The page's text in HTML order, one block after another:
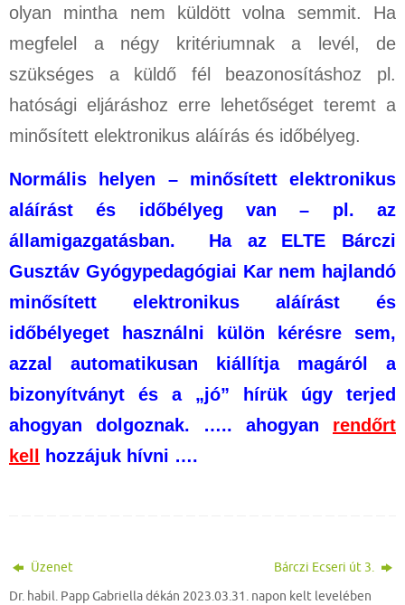
olyan mintha nem küldött volna semmit. Ha
megfelel a négy kritériumnak a levél, de
szükséges a küldő fél beazonosításhoz pl.
hatósági eljáráshoz erre lehetőséget teremt a
minősített elektronikus aláírás és időbélyeg.
Normális helyen – minősített elektronikus
aláírást és időbélyeg van – pl. az
államigazgatásban. Ha az
ELTE Bárczi
Gusztáv Gyógypedagógiai Kar nem hajlandó
minősített elektronikus aláírást és
időbélyeget használni külön kérésre sem,
azzal automatikusan kiállítja magáról a
bizonyítványt és a „jó” hírük úgy terjed
ahogyan dolgoznak. ….. ahogyan rendőrt
kell
hozzájuk hívni ….
Üzenet
Bárczi Ecseri út 3.
Dr. habil. Papp Gabriella dékán 2023.03.31. napon kelt levelében